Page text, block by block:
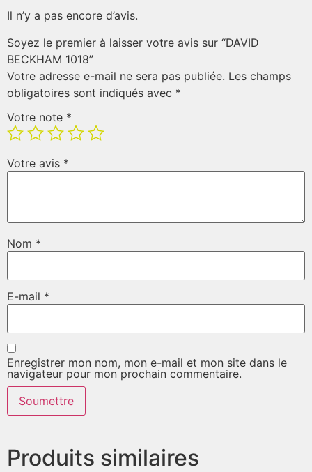
Il n’y a pas encore d’avis.
Soyez le premier à laisser votre avis sur “DAVID
BECKHAM 1018”
Votre adresse e-mail ne sera pas publiée. Les champs
obligatoires sont indiqués avec *
Votre note *
Votre avis *
Nom *
E-mail *
Enregistrer mon nom, mon e-mail et mon site dans le
navigateur pour mon prochain commentaire.
Produits similaires